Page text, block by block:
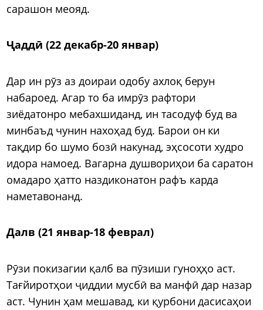
сарашон меояд.
Ҷаддӣ (22 декабр-20 январ)
Дар ин рӯз аз доираи одобу ахлоқ берун
набароед. Агар то ба имрӯз рафтори
зиёдатонро мебахшиданд, ин тасодуф буд ва
минбаъд чунин нахоҳад буд. Барои он ки
тақдир бо шумо бозӣ накунад, эҳсосоти худро
идора намоед. Вагарна душвориҳои ба саратон
омадаро ҳатто наздиконатон рафъ карда
наметавонанд.
Далв (21 январ-18 феврал)
Рӯзи покизагии қалб ва пӯзиши гуноҳҳо аст.
Тағйиротҳои ҷиддии мусбӣ ва манфӣ дар назар
аст. Чунин ҳам мешавад, ки қурбони дасисаҳои